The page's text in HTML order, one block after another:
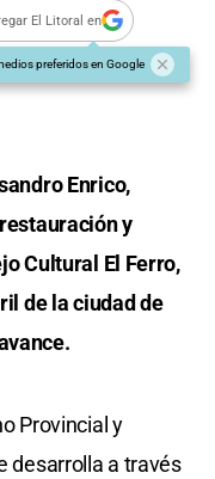
El Litoral en
preferidos en Google
Enrico,
y
Cultural El Ferro,
de la ciudad de
Provincial y
desarrolla a través